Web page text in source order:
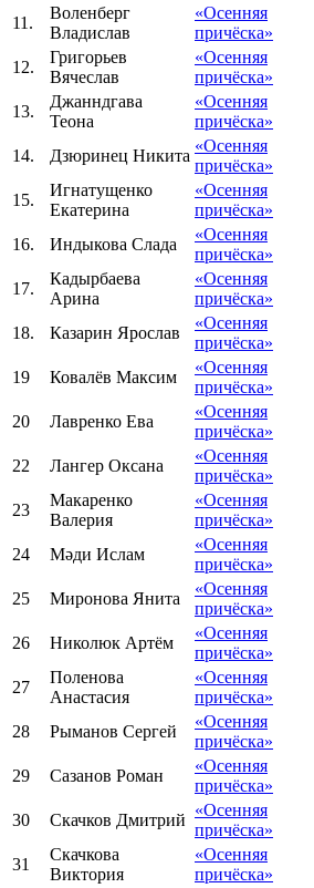
11.
Воленберг
Владислав
«Осенняя
причёска»
12.
Григорьев
Вячеслав
«Осенняя
причёска»
13.
Джанндгава
Теона
«Осенняя
причёска»
14. Дзюринец Никита
«Осенняя
причёска»
15.
Игнатущенко
Екатерина
«Осенняя
причёска»
16. Индыкова Слада
«Осенняя
причёска»
17.
Кадырбаева
Арина
«Осенняя
причёска»
18. Казарин Ярослав
«Осенняя
причёска»
19 Ковалёв Максим
«Осенняя
причёска»
20 Лавренко Ева
«Осенняя
причёска»
22 Лангер Оксана
«Осенняя
причёска»
23
Макаренко
Валерия
«Осенняя
причёска»
24 Мәди Ислам
«Осенняя
причёска»
25 Миронова Янита
«Осенняя
причёска»
26 Николюк Артём
«Осенняя
причёска»
27
Поленова
Анастасия
«Осенняя
причёска»
28 Рыманов Сергей
«Осенняя
причёска»
29 Сазанов Роман
«Осенняя
причёска»
30 Скачков Дмитрий
«Осенняя
причёска»
31
Скачкова
Виктория
«Осенняя
причёска»